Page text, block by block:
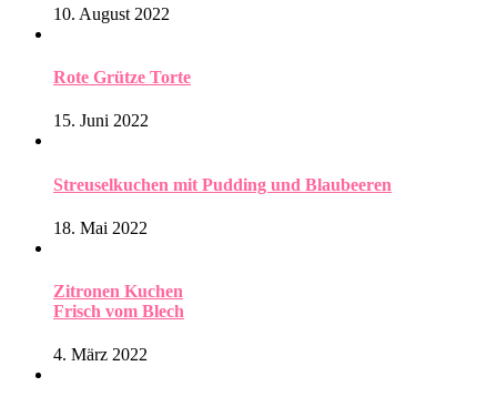
10. August 2022
Rote Grütze Torte
15. Juni 2022
Streuselkuchen mit Pudding und Blaubeeren
18. Mai 2022
Zitronen Kuchen
Frisch vom Blech
4. März 2022